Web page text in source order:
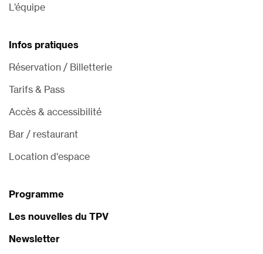
L’équipe
Infos pratiques
Réservation / Billetterie
Tarifs & Pass
Accès & accessibilité
Bar / restaurant
Location d'espace
Programme
Les nouvelles du TPV
Newsletter